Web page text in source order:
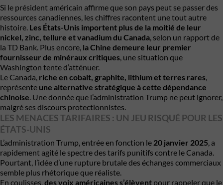
Si le président américain affirme que son pays peut se passer des
ressources canadiennes, les chiffres racontent une tout autre
histoire. Les États-Unis importent plus de la moitié de leur
nickel, zinc, tellure et vanadium du Canada, selon un rapport de
la TD Bank. Plus encore, la Chine demeure leur premier
fournisseur de minéraux critiques, une situation que
Washington tente d’atténuer.
Le Canada, riche en cobalt, graphite, lithium et terres rares,
représente une alternative stratégique à cette dépendance
chinoise. Une donnée que l’administration Trump ne peut ignorer,
malgré ses discours protectionnistes.
LES MENACES TARIFAIRES : UN JEU RISQUÉ POUR LES
ÉTATS-UNIS
L’administration Trump, entrée en fonction le 20 janvier 2025, a
rapidement agité le spectre des tarifs punitifs contre le Canada.
Pourtant, l’idée d’une rupture brutale des échanges commerciaux
semble plus rhétorique que réaliste.
En coulisses,des voix américaines s’élèvent pour rappeler que le